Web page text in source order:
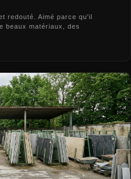
redouté. Aimé parce qu'il
beaux matériaux, des